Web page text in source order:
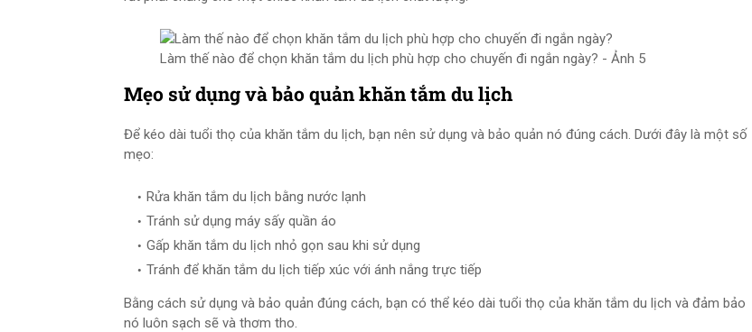
Làm thế nào để chọn khăn tắm du lịch phù hợp cho chuyến đi ngắn ngày? - Ảnh 5
Mẹo sử dụng và bảo quản khăn tắm du lịch
Để kéo dài tuổi thọ của khăn tắm du lịch, bạn nên sử dụng và bảo quản nó đúng cách. Dưới đây là một số
mẹo:
Rửa khăn tắm du lịch bằng nước lạnh
Tránh sử dụng máy sấy quần áo
Gấp khăn tắm du lịch nhỏ gọn sau khi sử dụng
Tránh để khăn tắm du lịch tiếp xúc với ánh nắng trực tiếp
Bằng cách sử dụng và bảo quản đúng cách, bạn có thể kéo dài tuổi thọ của khăn tắm du lịch và đảm bảo
nó luôn sạch sẽ và thơm tho.